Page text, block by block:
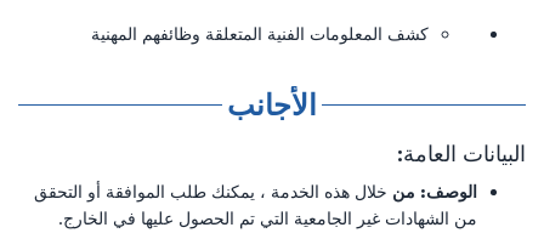
كشف المعلومات الفنية المتعلقة وظائفهم المهنية
الأجانب
البيانات العامة:
الوصف: من خلال هذه الخدمة ، يمكنك طلب الموافقة أو التحقق
من الشهادات غير الجامعية التي تم الحصول عليها في الخارج.